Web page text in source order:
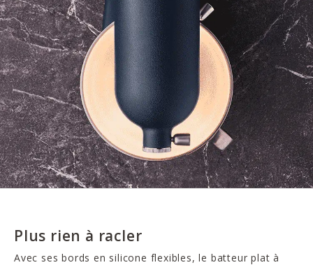
Plus rien à racler
Avec ses bords en silicone flexibles, le batteur plat à